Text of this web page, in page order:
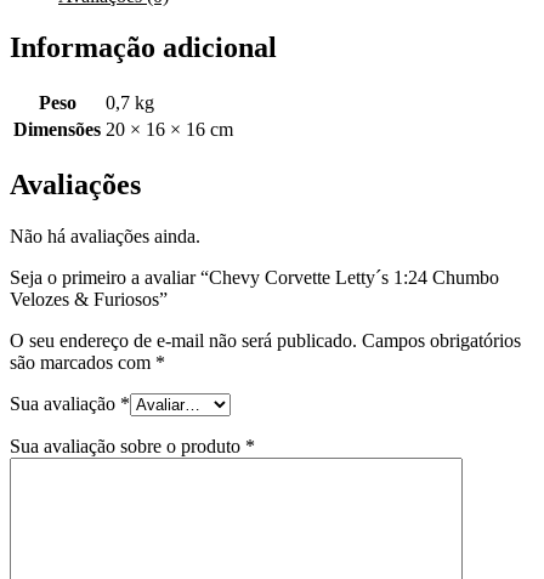
Informação adicional
Peso
0,7 kg
Dimensões 20 × 16 × 16 cm
Avaliações
Não há avaliações ainda.
Seja o primeiro a avaliar “Chevy Corvette Letty´s 1:24 Chumbo
Velozes & Furiosos”
O seu endereço de e-mail não será publicado. Campos obrigatórios
são marcados com *
Sua avaliação *
Sua avaliação sobre o produto *